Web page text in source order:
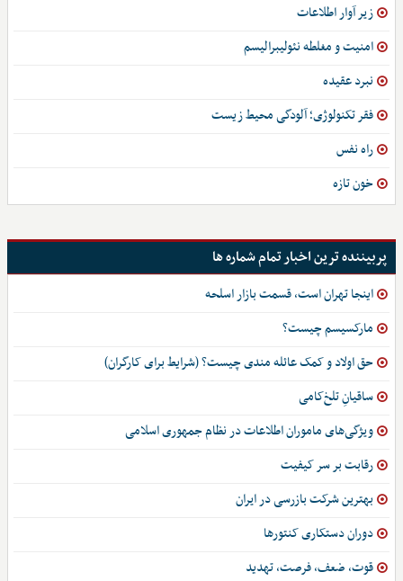
زیر آوار اطلاعات
امنیت و مغلطه نئولیبرالیسم
نبرد عقیده
فقر تکنولوژی؛ آلودگی محیط‌ زیست
راه نفس
خون تازه
پربیننده ترین اخبار تمام شماره ها
اینجا تهران است، قسمت بازار اسلحه
مارکسیسم چیست؟
حق اولاد و کمک عائله مندی چیست؟ (شرایط برای کارگران)
ساقیانِ تلخ‌کامی
ویژگی‌های ماموران اطلاعات در نظام جمهوری اسلامی
رقابت بر سر کیفیت
بهترین شرکت بازرسی در ایران
دوران دستکاری کنتورها
قوت، ضعف، فرصت، تهدید